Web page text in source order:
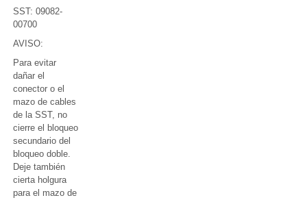
SST: 09082-
00700
AVISO:
Para evitar
dañar el
conector o el
mazo de cables
de la SST, no
cierre el bloqueo
secundario del
bloqueo doble.
Deje también
cierta holgura
para el mazo de